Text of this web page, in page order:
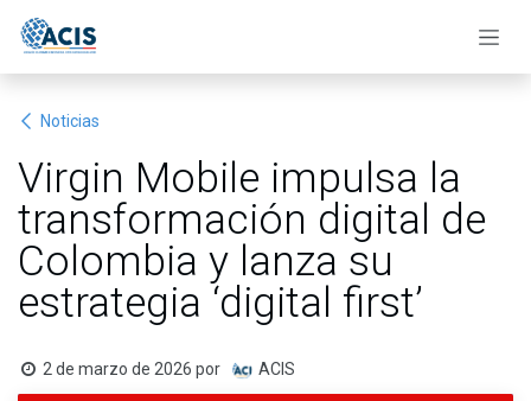
Noticias
Virgin Mobile impulsa la
transformación digital de
Colombia y lanza su
estrategia ‘digital first’
2 de marzo de 2026 por ACIS